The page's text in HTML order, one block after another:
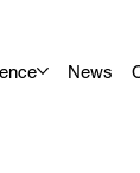
News